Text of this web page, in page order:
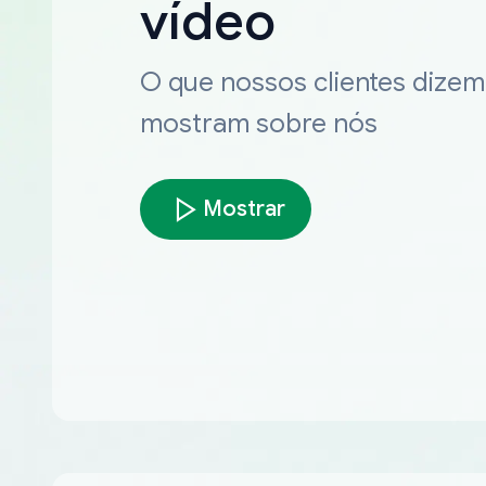
vídeo
O que nossos clientes
mostram sobre nós
Mostrar